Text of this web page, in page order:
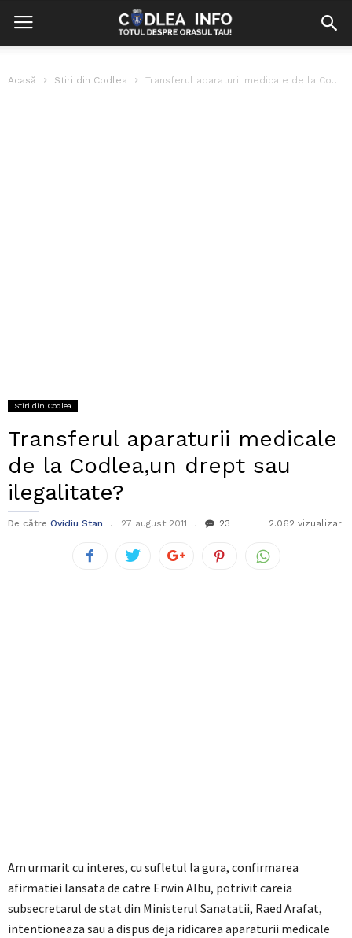
Acasă Stiri din Codlea Transferul aparaturii medicale de la Codlea,un drept sau ilegalitate?
Stiri din Codlea
Transferul aparaturii medicale
de la Codlea,un drept sau
ilegalitate?
De către Ovidiu Stan 27 august 2011 23 2.062 vizualizari
Am urmarit cu interes, cu sufletul la gura, confirmarea
afirmatiei lansata de catre Erwin Albu, potrivit careia
subsecretarul de stat din Ministerul Sanatatii, Raed Arafat,
intentioneaza sau a dispus deja ridicarea aparaturii medicale